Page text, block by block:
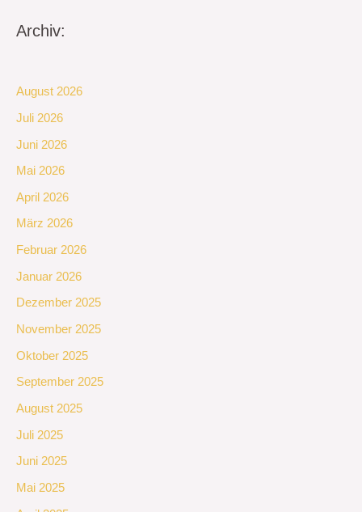
Archiv:
August 2026
Juli 2026
Juni 2026
Mai 2026
April 2026
März 2026
Februar 2026
Januar 2026
Dezember 2025
November 2025
Oktober 2025
September 2025
August 2025
Juli 2025
Juni 2025
Mai 2025